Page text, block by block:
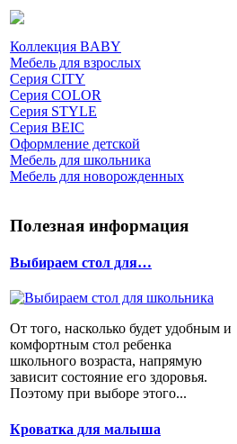
Коллекция BABY
Мебель для взрослых
Серия CITY
Серия COLOR
Серия STYLE
Серия BEIC
Оформление детской
Мебель для школьника
Мебель для новорожденных
Полезная информация
Выбираем стол для…
От того, насколько будет удобным и
комфортным стол ребенка
школьного возраста, напрямую
зависит состояние его здоровья.
Поэтому при выборе этого...
Кроватка для малыша